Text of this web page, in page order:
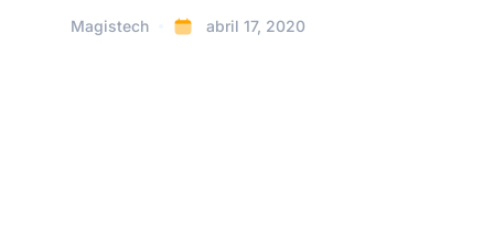
Magistech abril 17, 2020